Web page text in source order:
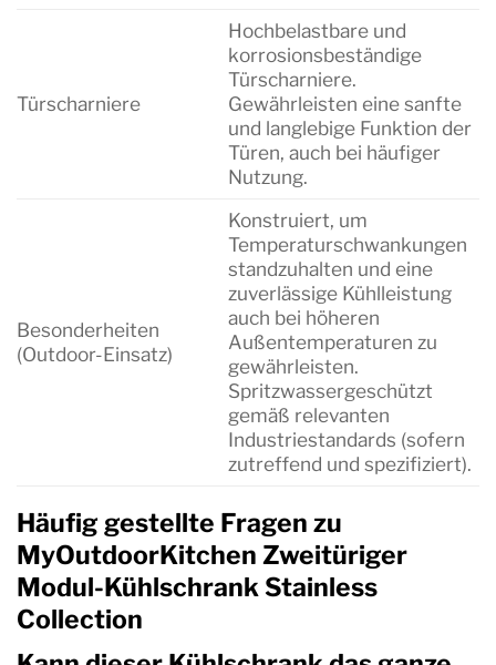
Türscharniere
Hochbelastbare und
korrosionsbeständige
Türscharniere.
Gewährleisten eine sanfte
und langlebige Funktion der
Türen, auch bei häufiger
Nutzung.
Besonderheiten
(Outdoor-Einsatz)
Konstruiert, um
Temperaturschwankungen
standzuhalten und eine
zuverlässige Kühlleistung
auch bei höheren
Außentemperaturen zu
gewährleisten.
Spritzwassergeschützt
gemäß relevanten
Industriestandards (sofern
zutreffend und spezifiziert).
Häufig gestellte Fragen zu
MyOutdoorKitchen Zweitüriger
Modul-Kühlschrank Stainless
Collection